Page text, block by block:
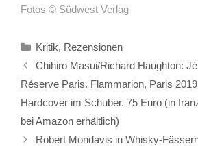
Fotos © Südwest Verlag
Kategorien
Kritik, Rezensionen
Chihiro Masui/Richard Haughton:
Réserve Paris. Flammarion, Paris
Hardcover im Schuber. 75 Euro (in
bei Amazon erhältlich)
Robert Mondavis in Whisky-